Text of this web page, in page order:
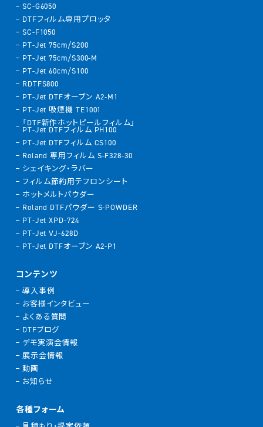
SC-G6050
DTFフィルム専用プロッタ
SC-F1050
PT-Jet 75cm/S200
PT-Jet 75cm/S300-M
PT-Jet 60cm/S100
RDTFS800
PT-Jet DTFオーブン A2-M1
PT-Jet 吸煙機 TE1001
「DTF新作ホットピールフィルム」
PT-Jet DTFフィルム PH100
PT-Jet DTFフィルム CS100
Roland 専用フィルム S-F328-30
シェイキング・ラバー
フィルム節約用テフロンシート
ホットメルトパウダー
Roland DTFパウダー S-POWDER
PT-Jet XPD-724
PT-Jet VJ-628D
PT-Jet DTFオーブン A2-P1
コンテンツ
導入事例
お客様インタビュー
よくある質問
DTFブログ
デモ実演会情報
展示会情報
動画
お知らせ
各種フォーム